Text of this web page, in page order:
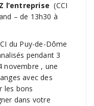
l’entreprise (CCI
– de 13h30 à
du Puy-de-Dôme
pendant 3
novembre , une
avec des
les bons
dans votre